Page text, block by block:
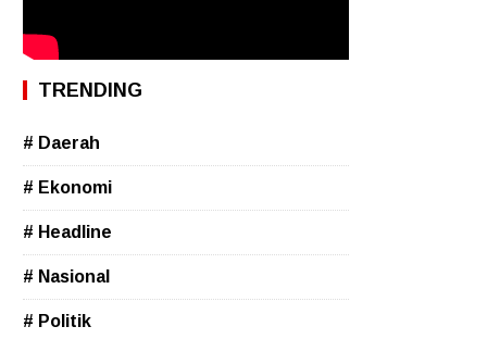
TRENDING
# Daerah
# Ekonomi
# Headline
# Nasional
# Politik